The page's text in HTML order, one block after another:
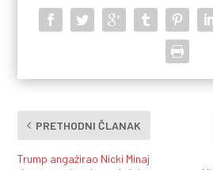
PRETHODNI ČLANAK
Trump angažirao Nicki Minaj